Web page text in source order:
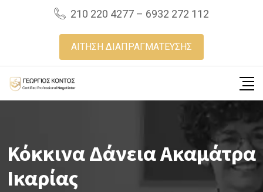
210 220 4277 – 6932 272 112
ΑΙΤΗΣΗ ΔΙΑΠΡΑΓΜΑΤΕΥΣΗΣ
Κόκκινα Δάνεια Ακαμάτρα
Ικαρίας